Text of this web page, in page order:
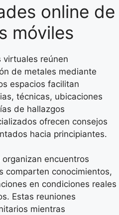
online de
móviles
virtuales reúnen
de metales mediante
espacios facilitan
técnicas, ubicaciones
de hallazgos
ofrecen consejos
hacia principiantes.
encuentros
comparten conocimientos,
en condiciones reales
Estas reuniones
mientras